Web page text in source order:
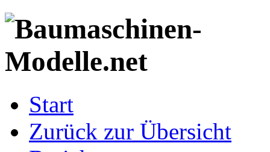
Start
Zurück zur Übersicht